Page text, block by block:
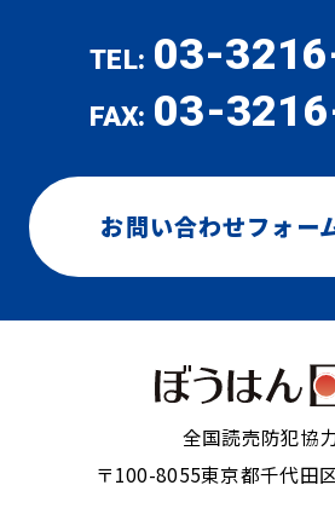
TEL: 03-
FAX: 03-
お問い合わせフォー
全国読売防犯協
〒100-8055東京都千代田